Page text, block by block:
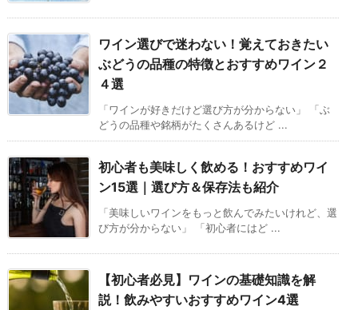
ワイン選びで迷わない！覚えておきたい
ぶどうの品種の特徴とおすすめワイン２
４選
「ワインが好きだけど選び方が分からない」 「ぶ
どうの品種や銘柄がたくさんあるけど ...
初心者も美味しく飲める！おすすめワイ
ン15選｜選び方＆保存法も紹介
「美味しいワインをもっと飲んでみたいけれど、選
び方が分からない」 「初心者にはど ...
【初心者必見】ワインの基礎知識を解
説！飲みやすいおすすめワイン4選